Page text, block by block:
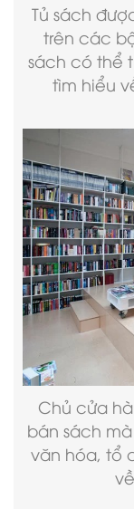
Tủ sách
trên các
sách có thể
tìm hiểu
Chủ cửa
bán sách
văn hóa, tổ